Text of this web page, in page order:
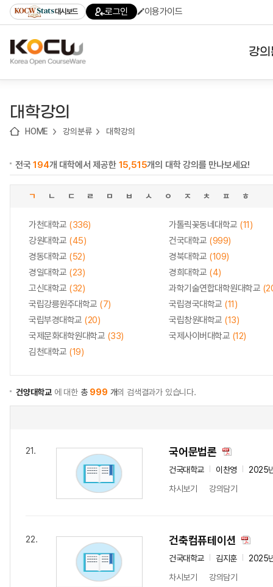
기
기
기
content)
가
대시보드 로그인 이용가이드
강
대학강의
HOME 강의분류 대학강의
전국194개 대학에서 제공한 15,515개의 대학 강의를 만나보세요!
ㄱ ㄴ ㄷ ㄹ ㅁ ㅂ ㅅ ㅇ ㅈ ㅊ ㅍ ㅎ
가천대학교 (336) 가톨릭꽃동네대학교 (11)
강원대학교 (45) 건국대학교 (999)
경동대학교 (52) 경북대학교 (109)
경일대학교 (23) 경희대학교 (4)
고신대학교 (32) 과학기술연합대학원대학교
국립강릉원주대학교 (7) 국립경국대학교 (11)
국립부경대학교 (20) 국립창원대학교 (13)
국제문화대학원대학교 (33) 국제사이버대학교 (12)
김천대학교 (19)
건양대학교 에 대한 총 999 개의 검색결과가 있습니다.
21. 국어문법론
건국대학교 이찬영
2025
차시보기
강의담기
22. 건축컴퓨테이션
건국대학교 김지훈
2025
차시보기
강의담기